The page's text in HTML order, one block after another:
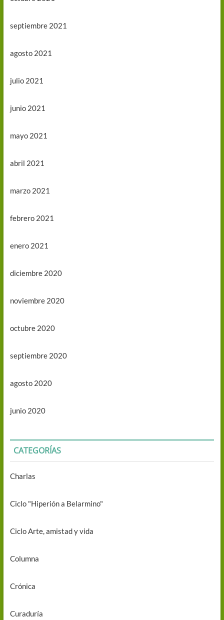
septiembre 2021
agosto 2021
julio 2021
junio 2021
mayo 2021
abril 2021
marzo 2021
febrero 2021
enero 2021
diciembre 2020
noviembre 2020
octubre 2020
septiembre 2020
agosto 2020
junio 2020
CATEGORÍAS
Charlas
Ciclo "Hiperión a Belarmino"
Ciclo Arte, amistad y vida
Columna
Crónica
Curaduría